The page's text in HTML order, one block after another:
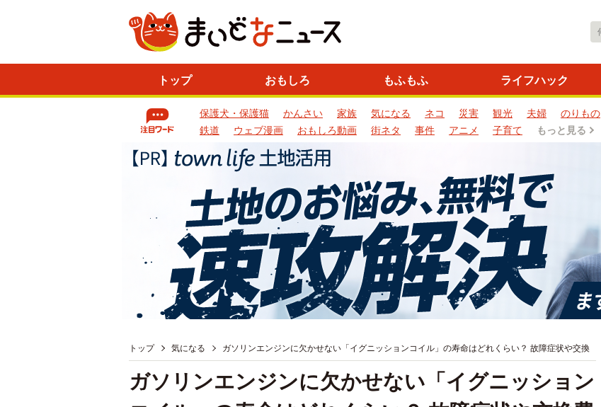
トップ おもしろ もふもふ ライフハック
保護犬・保護猫 かんさい 家族 気になる ネコ 災害 観光 夫婦 のりもの
鉄道
ウェブ漫画 おもしろ動画 街ネタ 事件 アニメ 子育て もっと見る
トップ 気になる ガソリンエンジンに欠かせない「イグニッションコイル」の寿命はどれくらい？ 故障症状や交換
ガソリンエンジンに欠かせない「イグニッション